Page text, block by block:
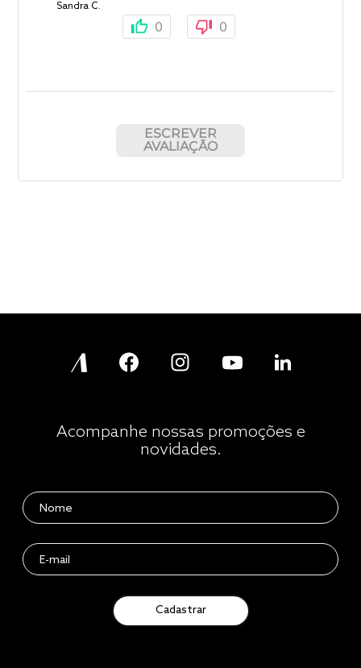
Sandra C.
0 0
ESCREVER
AVALIAÇÃO
Acompanhe nossas promoções e
novidades.
Cadastrar